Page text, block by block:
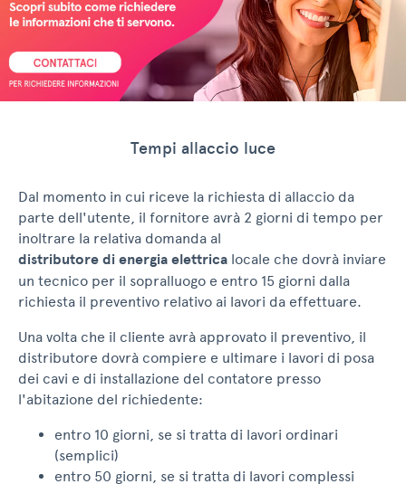
Tempi allaccio luce
Dal momento in cui riceve la richiesta di allaccio da
parte dell'utente, il fornitore avrà 2 giorni di tempo per
inoltrare la relativa domanda al
distributore di energia elettrica locale che dovrà inviare
un tecnico per il sopralluogo e entro 15 giorni dalla
richiesta il preventivo relativo ai lavori da effettuare.
Una volta che il cliente avrà approvato il preventivo, il
distributore dovrà compiere e ultimare i lavori di posa
dei cavi e di installazione del contatore presso
l'abitazione del richiedente:
entro 10 giorni, se si tratta di lavori ordinari
(semplici)
entro 50 giorni, se si tratta di lavori complessi